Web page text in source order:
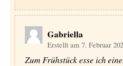
Gabriella
Erstellt am 7. Februar
Zum Frühstück esse ich